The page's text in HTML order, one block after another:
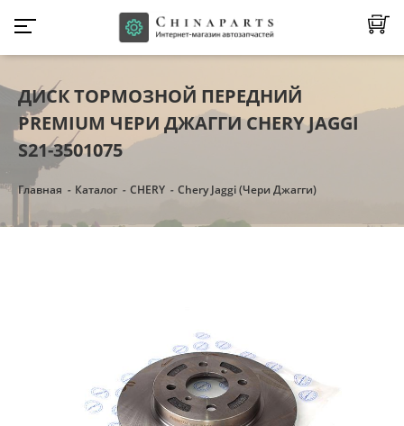
ДИСК ТОРМОЗНОЙ ПЕРЕДНИЙ
PREMIUM ЧЕРИ ДЖАГГИ CHERY JAGGI
S21-3501075
Главная Каталог CHERY Chery Jaggi (Чери Джагги)